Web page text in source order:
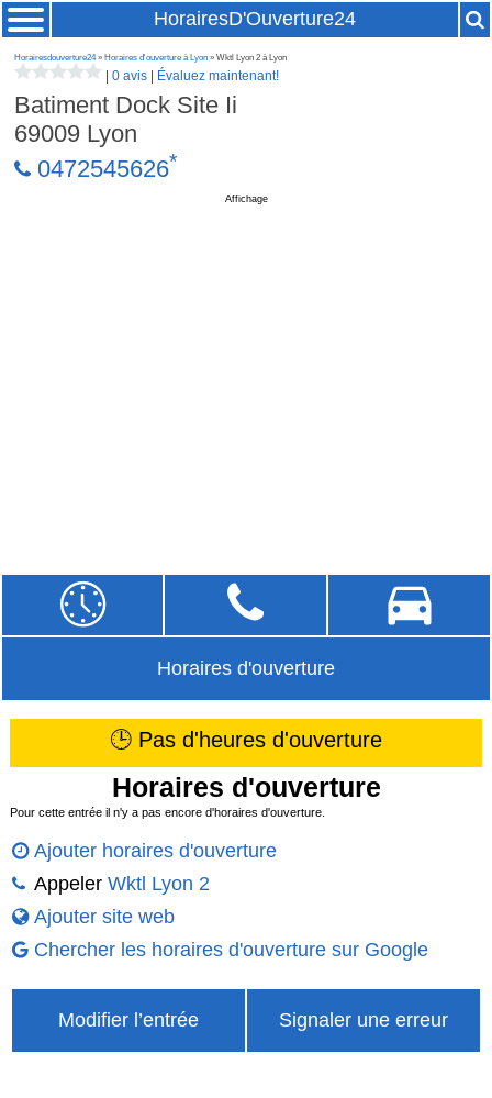
HorairesD'Ouverture24
Horairesdouverture24» Horaires d'ouverture à Lyon » Wktl Lyon 2 à Lyon
|0 avis Évaluez maintenant!
Batiment Dock Site Ii
69009 Lyon
0472545626*
Affichage
Horaires d'ouverture
🕒 Pas d'heures d'ouverture
Horaires d'ouverture
Pour cette entrée il n'y a pas encore d'horaires d'ouverture.
Ajouter horaires d'ouverture
Appeler Wktl Lyon 2
Ajouter site web
Chercher les horaires d'ouverture sur Google
Modifier l’entrée Signaler une erreur